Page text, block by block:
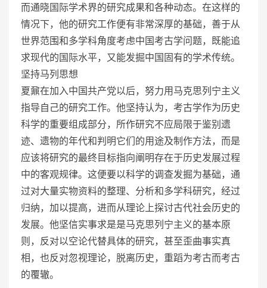
而通晓国际学术界的研究成果和各种动态。在这样的
情况下，他的研究工作便有非常深厚的基础，善于从
世界范围和多学科角度考虑中国考古学问题，既能追
求现代的国际水平，又能发掘中国固有的学术传统。
坚持马列思想
夏鼐在加入中国共产党以后，努力用马克思列宁主义
指导自己的研究工作。他坚持认为，考古学作为历史
科学的重要组成部分，所作研究不应局限于鉴别遗
迹、遗物的年代和判明它们的用途及制作方法，而是
应该将研究的最终目标指向阐明存在于历史发展过程
中的客观规律。这便要以科学的调查发掘为基础，通
过对大量实物资料的整理、分析和多学科研究，经过
归纳，加以提高，进而从理论上探讨古代社会历史的
发展。他坚信实事求是是马克思列宁主义的基本原
则，反对以空论代替具体的研究，甚至歪曲事实真
相，也反对忽视理论，脱离历史，重蹈为考古而考古
的覆辙。